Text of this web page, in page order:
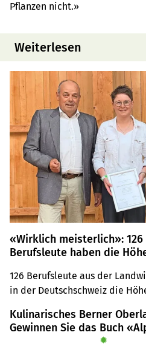
Pflanzen nicht.»
Weiterlesen
«Wirklich meisterlich»: 126
Berufsleute haben die
126 Berufsleute aus der
in der Deutschschweiz die
Kulinarisches Berner
Gewinnen Sie das Buch
✹